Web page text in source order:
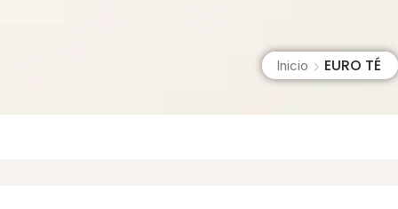
Inicio EURO TÉ